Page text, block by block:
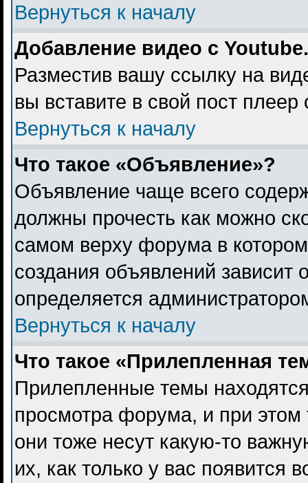
Вернуться к началу
Добавление видео с
Разместив вашу ссылку на
вы вставите в свой пост плеер
Вернуться к началу
Что такое «Объявление»?
Объявление чаще всего
должны прочесть как можно
самом верху форума в
создания объявлений зависит
определяется
Вернуться к началу
Что такое «Прилепленная
Прилепленные темы
просмотра форума, и при
они тоже несут какую-то
их, как только у вас появится